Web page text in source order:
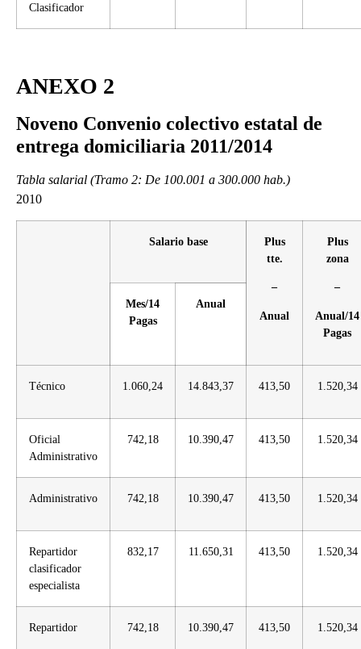
Clasificador
ANEXO 2
Noveno Convenio colectivo estatal de
entrega domiciliaria 2011/2014
Tabla salarial (Tramo 2: De 100.001 a 300.000 hab.)
2010
Salario base
Plus
tte.
–
Anual
Plus
zona
–
Anual/14
Pagas
Mes/14
Pagas
Anual
Técnico 1.060,24 14.843,37 413,50 1.520,34
Oficial
Administrativo
742,18 10.390,47 413,50 1.520,34
Administrativo 742,18 10.390,47 413,50 1.520,34
Repartidor
clasificador
especialista
832,17 11.650,31 413,50 1.520,34
Repartidor 742,18 10.390,47 413,50 1.520,34